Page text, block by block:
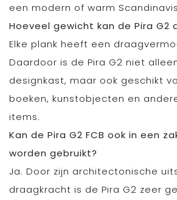
een modern of warm
Hoeveel gewicht kan de Pira G2
Elke plank heeft een
Daardoor is de Pira G2 niet
designkast, maar ook geschikt
boeken, kunstobjecten en
items.
Kan de Pira G2 FCB ook in een
worden gebruikt?
Ja. Door zijn architectonische
draagkracht is de Pira G2 zeer